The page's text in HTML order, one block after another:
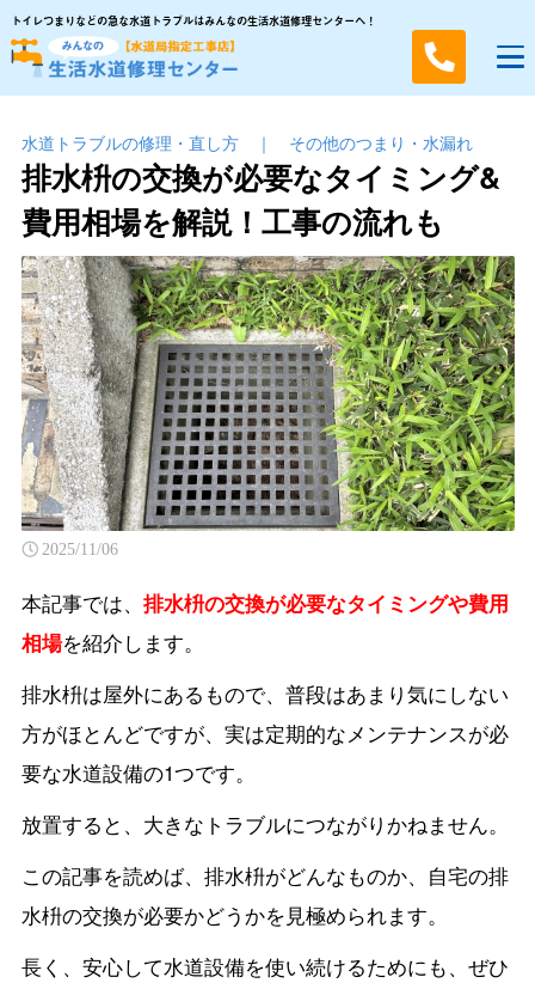
トイレつまりなどの急な水道トラブルはみんなの生活水道修理センターへ！
水道トラブルの修理・直し方｜ その他のつまり・⽔漏れ
排水枡の交換が必要なタイミング&
費用相場を解説！工事の流れも
2025/11/06
本記事では、 排水枡の交換が必要なタイミングや費用
相場を紹介します。
排水枡は屋外にあるもので、普段はあまり気にしない
方がほとんどですが、実は定期的なメンテナンスが必
要な水道設備の1つです。
放置すると、大きなトラブルにつながりかねません。
この記事を読めば、排水枡がどんなものか、自宅の排
水枡の交換が必要かどうかを見極められます。
長く、安心して水道設備を使い続けるためにも、ぜひ